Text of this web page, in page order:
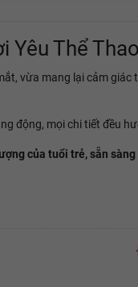
Yêu Thể Thao
vừa mang lại cảm
động, mọi chi tiết đều
của tuổi trẻ, sẵn